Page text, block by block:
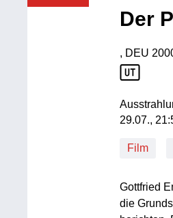
Der
, DEU
29. Juli,
29.07.,
Film
Gottfried
die